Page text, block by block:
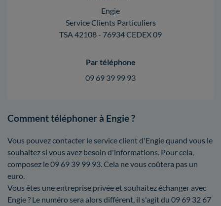
Engie
Service Clients Particuliers
TSA 42108 - 76934 CEDEX 09
Par téléphone
09 69 39 99 93
Comment téléphoner à Engie ?
Vous pouvez contacter le service client d'Engie quand vous le
souhaitez si vous avez besoin d'informations. Pour cela,
composez le 09 69 39 99 93. Cela ne vous coûtera pas un
euro.
Vous êtes une entreprise privée et souhaitez échanger avec
Engie ? Le numéro sera alors différent, il s'agit du 09 69 32 67